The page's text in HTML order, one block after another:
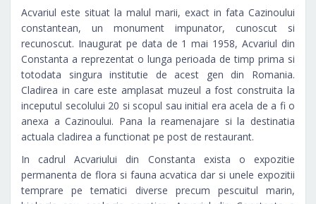
Acvariul este situat la malul marii, exact in fata Cazinoului
constantean, un monument impunator, cunoscut si
recunoscut. Inaugurat pe data de 1 mai 1958, Acvariul din
Constanta a reprezentat o lunga perioada de timp prima si
totodata singura institutie de acest gen din Romania.
Cladirea in care este amplasat muzeul a fost construita la
inceputul secolului 20 si scopul sau initial era acela de a fi o
anexa a Cazinoului. Pana la reamenajare si la destinatia
actuala cladirea a functionat pe post de restaurant.
In cadrul Acvariului din Constanta exista o expozitie
permanenta de flora si fauna acvatica dar si unele expozitii
temprare pe tematici diverse precum pescuitul marin,